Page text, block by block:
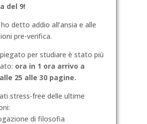
del 9!
detto addio all’ansia e alle
pre-verifica.
per studiare è stato più
ora in 1 ora arrivo a
25 alle 30 pagine.
stress-free delle ultime
di filosofia